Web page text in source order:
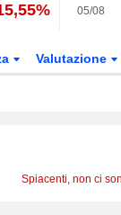
05/08
Valutazione
Spiacenti, non ci